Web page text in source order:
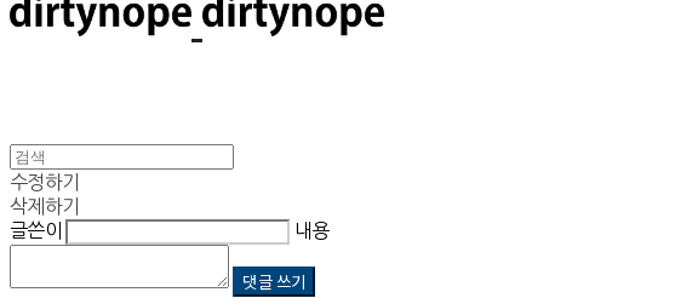
수정하기
삭제하기
글쓴이
내용
댓글 쓰기